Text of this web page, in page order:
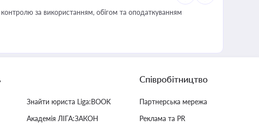
за використанням, обігом та оподаткуванням
Знайти юриста Liga:BOOK
Академія ЛІГА:ЗАКОН
Співробітництво
Партнерська мережа
Реклама та PR